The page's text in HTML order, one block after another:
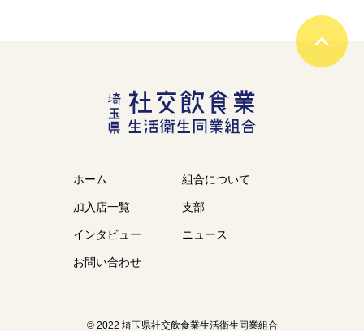
ホーム 組合について
加入店一覧 支部
インタビュー ニュース
お問い合わせ
© 2022 埼玉県社交飲食業生活衛生同業組合